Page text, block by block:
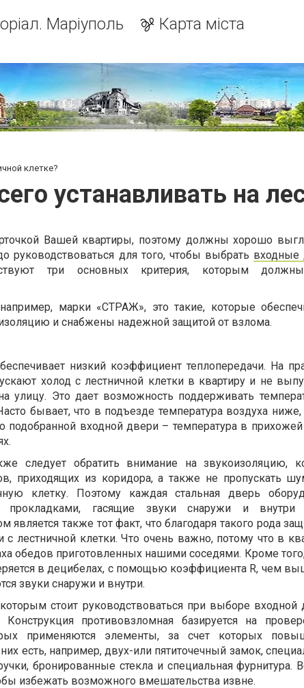
Маріуполь Карта міста
клетке?
устанавливать на
Вашей квартиры, поэтому должны хорошо
руководствоваться для того, чтобы выбрать входные
три основных критерия, которым
марки «СТРАЖ», это такие, которые
и снабжены надежной защитой от взлома.
низкий коэффициент теплопередачи. На
холод с лестничной клетки в квартиру и не
улицу. Это дает возможность поддерживать
бывает, что в подъезде температура воздуха
подобранной входной двери – температура в прихожей
следует обратить внимание на звукоизоляцию,
приходящих из коридора, а также не пропускать
клетку. Поэтому каждая стальная дверь
прокладками, гасящие звуки снаружи и внутри
также тот факт, что благодаря такого рода
с лестничной клетки. Что очень важно, потому что в
обедов приготовленных нашими соседями. Кроме
в децибелах, с помощью коэффициента R, чем
звуки снаружи и внутри.
стоит руководствоваться при выборе входной
противовзломная базируется на
применяются элементы, за счет которых
есть, например, двух-или пятиточечный замок,
бронированные стекла и специальная фурнитура.
избежать возможного вмешательства извне.